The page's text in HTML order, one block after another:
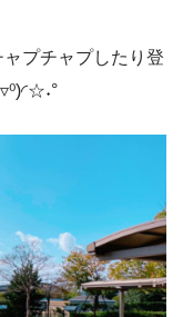
プチャプしたり登